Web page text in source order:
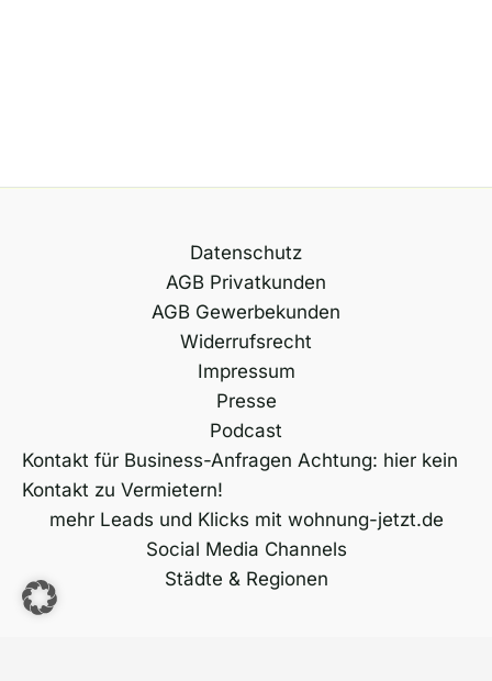
Datenschutz
AGB Privatkunden
AGB Gewerbekunden
Widerrufsrecht
Impressum
Presse
Podcast
Kontakt für Business-Anfragen Achtung: hier kein
Kontakt zu Vermietern!
mehr Leads und Klicks mit wohnung-jetzt.de
Social Media Channels
Städte & Regionen